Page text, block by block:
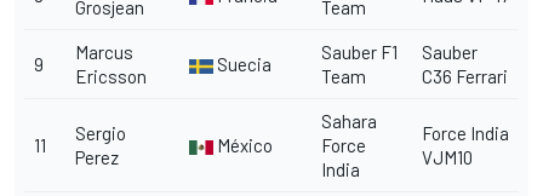
Grosjean
Team
9
Marcus
Ericsson
Suecia
Sauber F1
Team
Sauber
C36 Ferrari
11
Sergio
Perez
México
Sahara
Force
India
Force India
VJM10